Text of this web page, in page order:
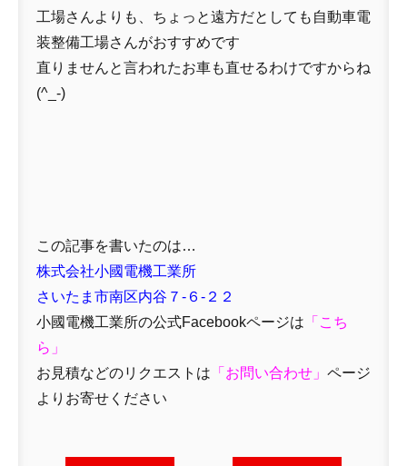
工場さんよりも、ちょっと遠方だとしても自動車電
装整備工場さんがおすすめです
直りませんと言われたお車も直せるわけですからね
(^_-)
この記事を書いたのは…
株式会社小國電機工業所
さいたま市南区内谷７-６-２２
小國電機工業所の公式Facebookページは 「 こち
ら」
お見積などのリクエストは 「 お問い合わせ 」 ページ
よりお寄せください